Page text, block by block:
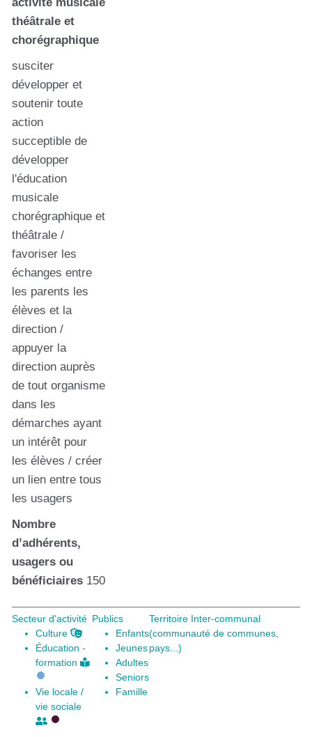
théâtrale et
chorégraphique
susciter
développer et
soutenir toute
action
succeptible de
développer
l'éducation
musicale
chorégraphique et
théâtrale /
favoriser les
échanges entre
les parents les
élèves et la
direction /
appuyer la
direction auprès
de tout organisme
dans les
démarches ayant
un intérêt pour
les élèves / créer
un lien entre tous
les usagers
Nombre
d’adhérents,
usagers ou
bénéficiaires 150
Secteur d'activité
Culture
Éducation -
formation
Vie locale /
vie sociale
Publics
Enfants
Jeunes
Adultes
Seniors
Famille
Territoire Inter-communal
(communauté de communes,
pays...)